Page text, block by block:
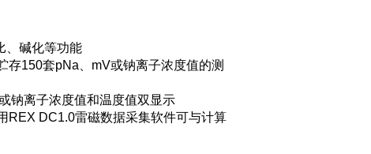
、碱化等功能
存150套pNa mV或钠离子浓度值的测
钠离子浓度值和温度值双显示
REX DC1.0雷磁数据采集软件可与计算